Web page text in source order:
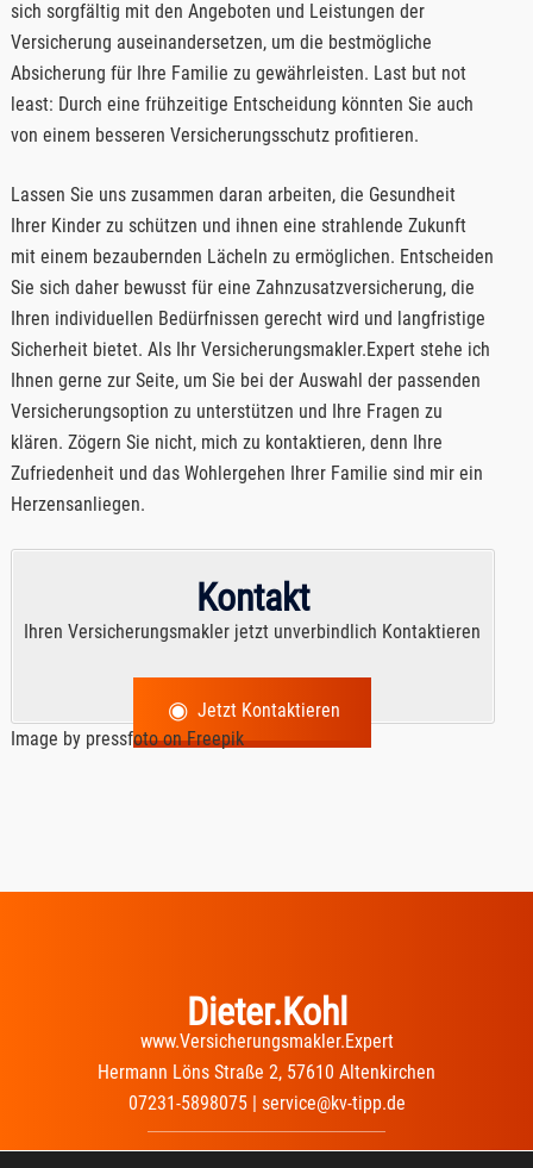
sich sorgfältig mit den Angeboten und Leistungen der
Versicherung auseinandersetzen, um die bestmögliche
Absicherung für Ihre Familie zu gewährleisten. Last but not
least: Durch eine frühzeitige Entscheidung könnten Sie auch
von einem besseren Versicherungsschutz profitieren.
Lassen Sie uns zusammen daran arbeiten, die Gesundheit
Ihrer Kinder zu schützen und ihnen eine strahlende Zukunft
mit einem bezaubernden Lächeln zu ermöglichen. Entscheiden
Sie sich daher bewusst für eine Zahnzusatzversicherung, die
Ihren individuellen Bedürfnissen gerecht wird und langfristige
Sicherheit bietet. Als Ihr Versicherungsmakler.Expert stehe ich
Ihnen gerne zur Seite, um Sie bei der Auswahl der passenden
Versicherungsoption zu unterstützen und Ihre Fragen zu
klären. Zögern Sie nicht, mich zu kontaktieren, denn Ihre
Zufriedenheit und das Wohlergehen Ihrer Familie sind mir ein
Herzensanliegen.
Kontakt
Ihren Versicherungsmakler jetzt unverbindlich Kontaktieren
Jetzt Kontaktieren
Image by pressfotoon Freepik
Dieter.Kohl
www.Versicherungsmakler.Expert
Hermann Löns Straße 2, 57610 Altenkirchen
07231-5898075 | service@kv-tipp.de